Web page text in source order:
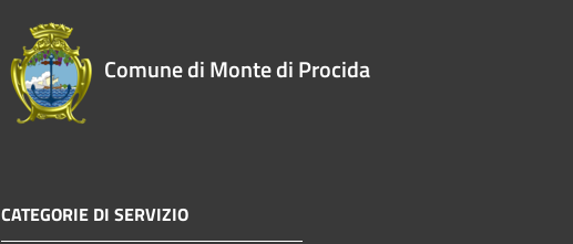
Comune di Monte di Procida
CATEGORIE DI SERVIZIO